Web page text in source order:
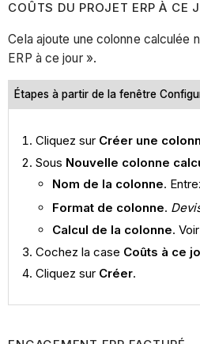
COÛTS DU PROJET ERP À CE
Cela ajoute une colonne calculée
ERP à ce jour ».
Étapes à partir de la fenêtre
Cliquez sur Créer une
Sous Nouvelle colonne
Nom de la colonne.
Format de colonne.
Calcul de la colonne.
Cochez la case Coûts à ce
Cliquez sur Créer.